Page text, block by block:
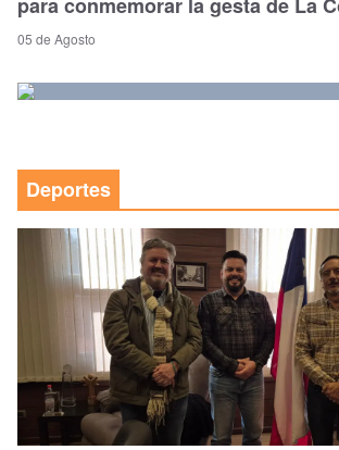
05 de Agosto
Deportes